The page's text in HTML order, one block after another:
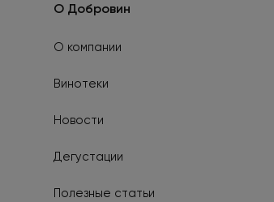
О Добровин
О компании
Винотеки
Новости
Дегустации
Полезные статьи